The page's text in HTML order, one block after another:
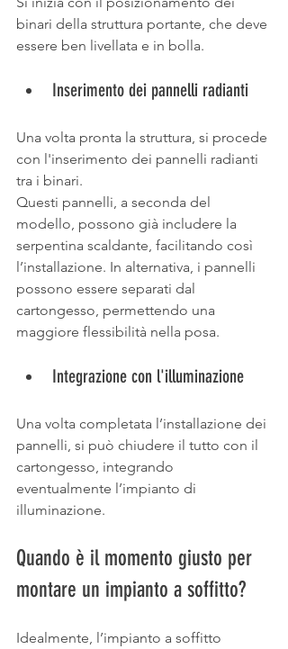
binari della struttura portante, che deve
essere ben livellata e in bolla.
Inserimento dei pannelli radianti
Una volta pronta la struttura, si procede
con l'inserimento dei pannelli radianti
tra i binari.
Questi pannelli, a seconda del
modello, possono già includere la
serpentina scaldante, facilitando così
l’installazione. In alternativa, i pannelli
possono essere separati dal
cartongesso, permettendo una
maggiore flessibilità nella posa.
Integrazione con l'illuminazione
Una volta completata l’installazione dei
pannelli, si può chiudere il tutto con il
cartongesso, integrando
eventualmente l’impianto di
illuminazione.
Quando è il momento giusto per
montare un impianto a soffitto?
Idealmente, l’impianto a soffitto